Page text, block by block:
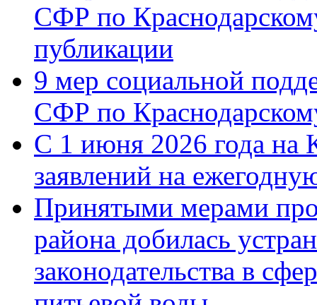
СФР по
публикации
9 мер социальной
СФР по
С 1 июня 2026 года на
заявлений на
Принятыми мерами
района добилась
законодательства в